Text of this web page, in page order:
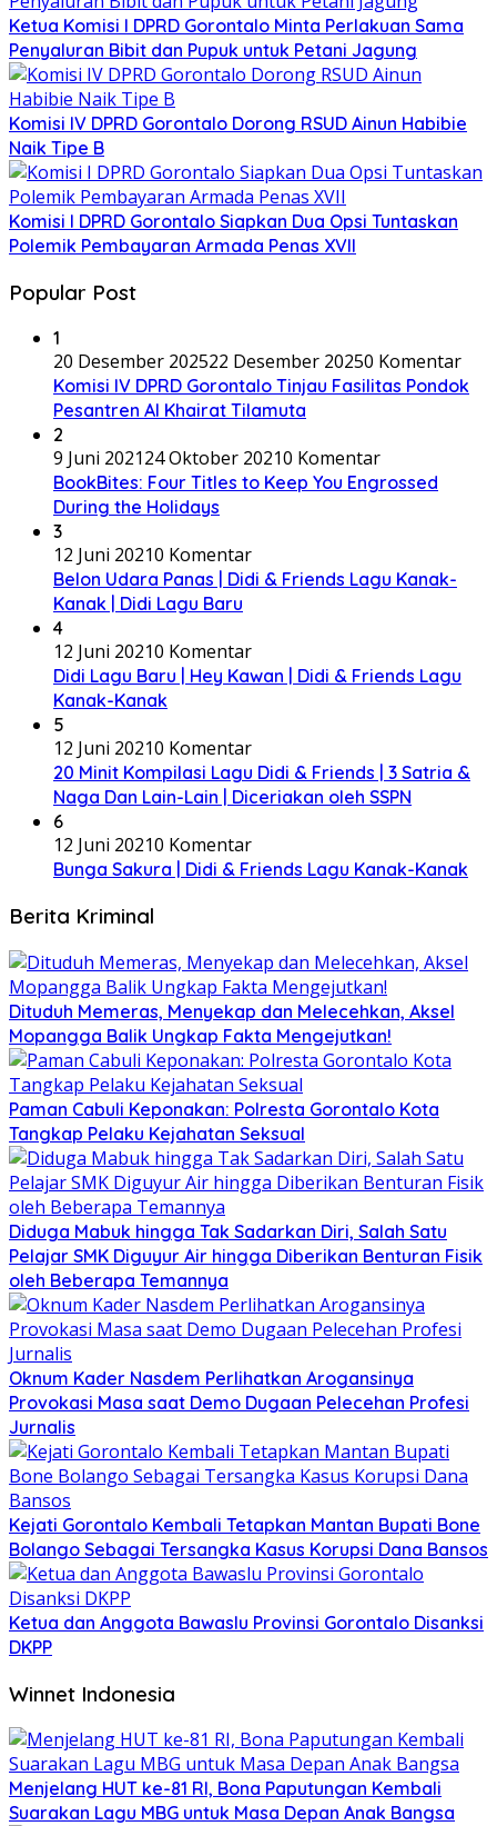
Ketua Komisi I DPRD Gorontalo Minta Perlakuan Sama
Penyaluran Bibit dan Pupuk untuk Petani Jagung
Komisi IV DPRD Gorontalo Dorong RSUD Ainun Habibie
Naik Tipe B
Komisi I DPRD Gorontalo Siapkan Dua Opsi Tuntaskan
Polemik Pembayaran Armada Penas XVII
Popular Post
1
20 Desember 202522 Desember 20250 Komentar
Komisi IV DPRD Gorontalo Tinjau Fasilitas Pondok
Pesantren Al Khairat Tilamuta
2
9 Juni 202124 Oktober 20210 Komentar
BookBites: Four Titles to Keep You Engrossed
During the Holidays
3
12 Juni 20210 Komentar
Belon Udara Panas | Didi & Friends Lagu Kanak-
Kanak | Didi Lagu Baru
4
12 Juni 20210 Komentar
Didi Lagu Baru | Hey Kawan | Didi & Friends Lagu
Kanak-Kanak
5
12 Juni 20210 Komentar
20 Minit Kompilasi Lagu Didi & Friends | 3 Satria &
Naga Dan Lain-Lain | Diceriakan oleh SSPN
6
12 Juni 20210 Komentar
Bunga Sakura | Didi & Friends Lagu Kanak-Kanak
Berita Kriminal
Dituduh Memeras, Menyekap dan Melecehkan, Aksel
Mopangga Balik Ungkap Fakta Mengejutkan!
Paman Cabuli Keponakan: Polresta Gorontalo Kota
Tangkap Pelaku Kejahatan Seksual
Diduga Mabuk hingga Tak Sadarkan Diri, Salah Satu
Pelajar SMK Diguyur Air hingga Diberikan Benturan Fisik
oleh Beberapa Temannya
Oknum Kader Nasdem Perlihatkan Arogansinya
Provokasi Masa saat Demo Dugaan Pelecehan Profesi
Jurnalis
Kejati Gorontalo Kembali Tetapkan Mantan Bupati Bone
Bolango Sebagai Tersangka Kasus Korupsi Dana Bansos
Ketua dan Anggota Bawaslu Provinsi Gorontalo Disanksi
DKPP
Winnet Indonesia
Menjelang HUT ke-81 RI, Bona Paputungan Kembali
Suarakan Lagu MBG untuk Masa Depan Anak Bangsa